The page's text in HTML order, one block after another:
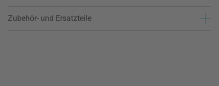
Zubehör- und Ersatzteile